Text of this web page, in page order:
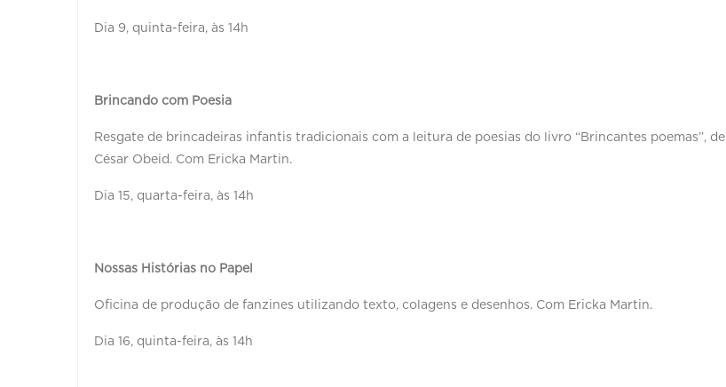
Dia 9, quinta-feira, às 14h
Brincando com Poesia
Resgate de brincadeiras infantis tradicionais com a leitura de poesias do livro “Brincantes poemas”, de
César Obeid. Com Ericka Martin.
Dia 15, quarta-feira, às 14h
Nossas Histórias no Papel
Oficina de produção de fanzines utilizando texto, colagens e desenhos. Com Ericka Martin.
Dia 16, quinta-feira, às 14h